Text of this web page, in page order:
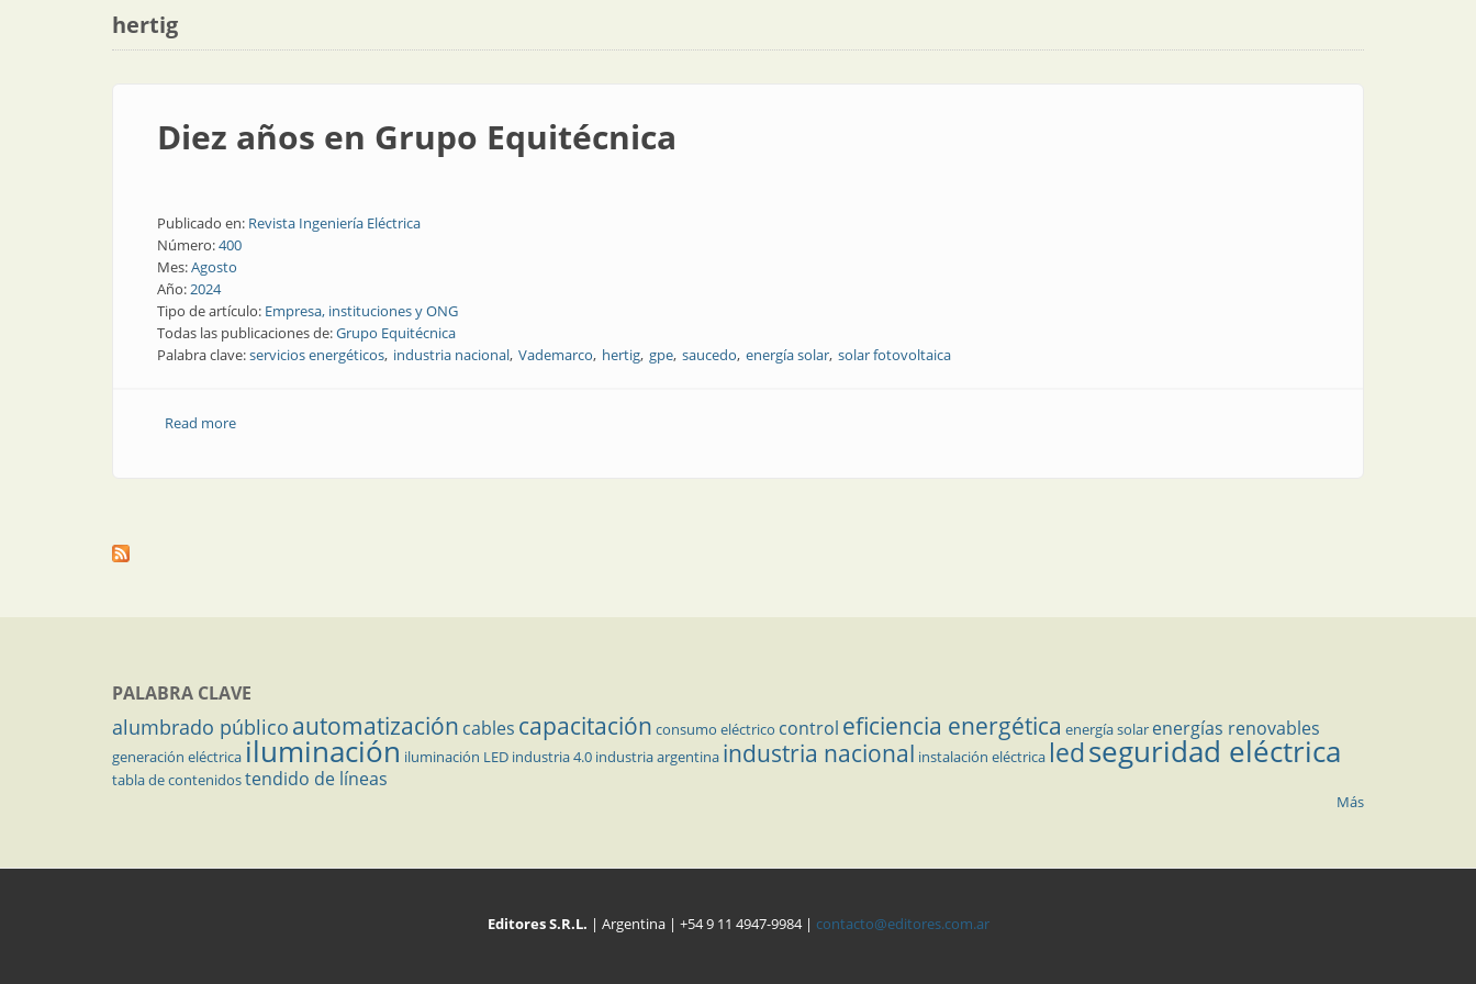
hertig
Diez años en Grupo Equitécnica
Publicado en: Revista Ingeniería Eléctrica
Número:400
Mes:Agosto
Año:2024
Tipo de artículo: Empresa, instituciones y ONG
Todas las publicaciones de:Grupo Equitécnica
Palabra clave:servicios energéticos industria nacional Vademarco hertig gpe saucedo energía solar solar fotovoltaica
Read moreabout Diez años en Grupo Equitécnica
PALABRA CLAVE
alumbrado público automatización cables capacitación consumo eléctrico control eficiencia energética energía solar energías renovables
generación eléctrica iluminación iluminación LED industria 4.0 industria argentina industria nacional instalación eléctrica ledseguridad eléctrica
tabla de contenidostendido de líneas
Más
Editores S.R.L. | Argentina | +54 9 11 4947-9984 | contacto@editores.com.ar